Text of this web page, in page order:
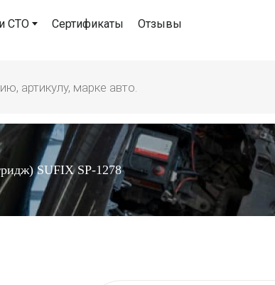
СТО Сертификаты Отзывы
SUFIX SP-1278